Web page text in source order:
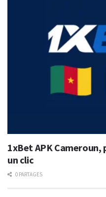
1xBet APK Cameroun,
un clic
0 PARTAGES